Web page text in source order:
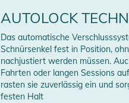
AUTOLOCK
Das automatische
Schnürsenkel fest in Position,
nachjustiert werden müssen.
Fahrten oder langen Sessions
rasten sie zuverlässig ein und
festen Halt